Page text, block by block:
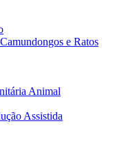
e Ratos
Animal
Assistida